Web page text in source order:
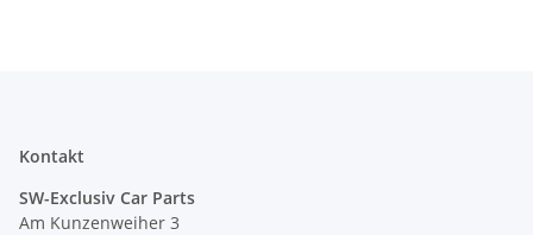
Kontakt
SW-Exclusiv Car Parts
Am Kunzenweiher 3